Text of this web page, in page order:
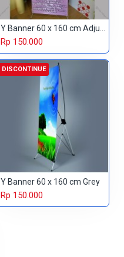
Rp 150.000
DISCONTINUE
Y Banner 60 x 160 cm Grey
Rp 150.000